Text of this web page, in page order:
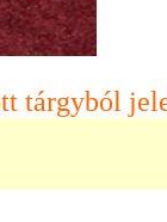
tárgyból